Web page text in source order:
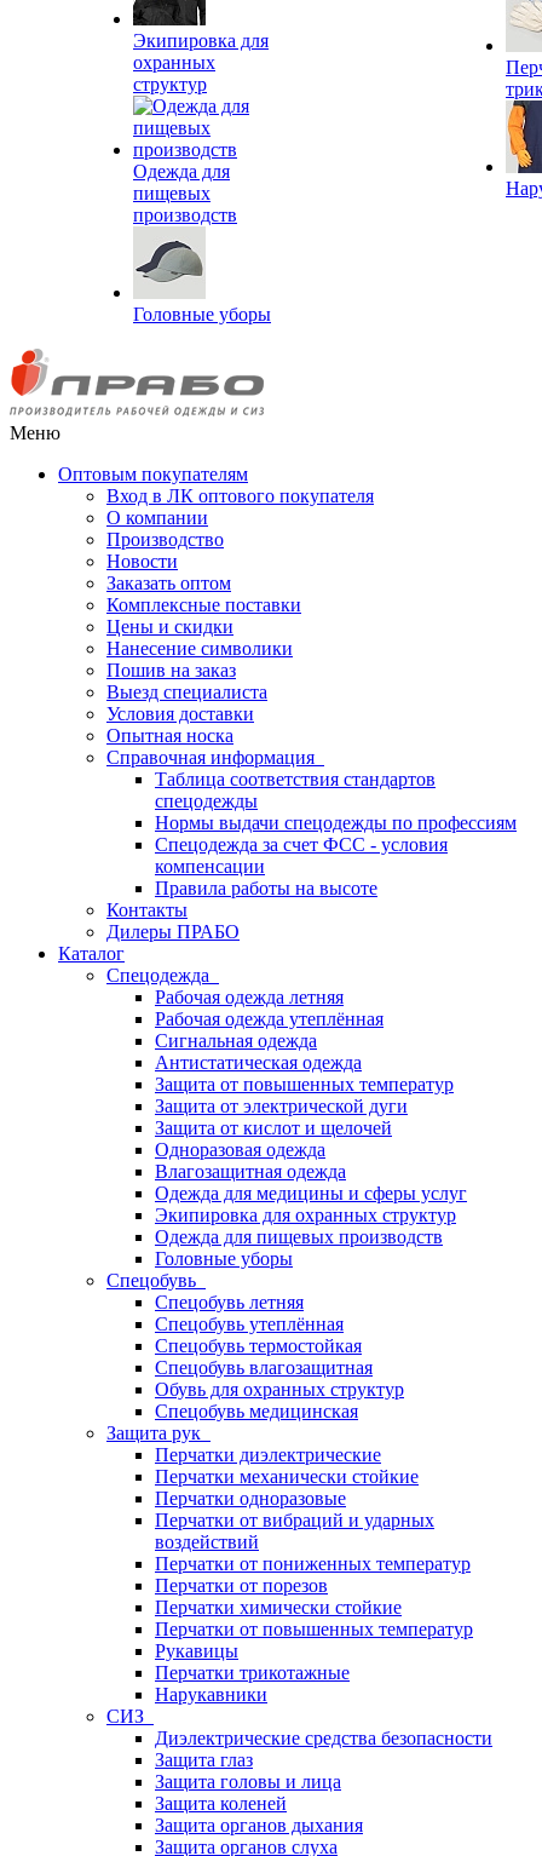
Экипировка для
охранных
структур
Одежда для
пищевых
производств
Головные уборы
Меню
Оптовым покупателям
Вход в ЛК оптового покупателя
О компании
Производство
Новости
Заказать оптом
Комплексные поставки
Цены и скидки
Нанесение символики
Пошив на заказ
Выезд специалиста
Условия доставки
Опытная носка
Справочная информация
Таблица соответствия стандартов
спецодежды
Нормы выдачи спецодежды по профессиям
Спецодежда за счет ФСС - условия
компенсации
Правила работы на высоте
Контакты
Дилеры ПРАБО
Каталог
Спецодежда
Рабочая одежда летняя
Рабочая одежда утеплённая
Сигнальная одежда
Антистатическая одежда
Защита от повышенных температур
Защита от электрической дуги
Защита от кислот и щелочей
Одноразовая одежда
Влагозащитная одежда
Одежда для медицины и сферы услуг
Экипировка для охранных структур
Одежда для пищевых производств
Головные уборы
Спецобувь
Спецобувь летняя
Спецобувь утеплённая
Спецобувь термостойкая
Спецобувь влагозащитная
Обувь для охранных структур
Спецобувь медицинская
Защита рук
Перчатки диэлектрические
Перчатки механически стойкие
Перчатки одноразовые
Перчатки от вибраций и ударных
воздействий
Перчатки от пониженных температур
Перчатки от порезов
Перчатки химически стойкие
Перчатки от повышенных температур
Рукавицы
Перчатки трикотажные
Нарукавники
СИЗ
Диэлектрические средства безопасности
Защита глаз
Защита головы и лица
Защита коленей
Защита органов дыхания
Защита органов слуха